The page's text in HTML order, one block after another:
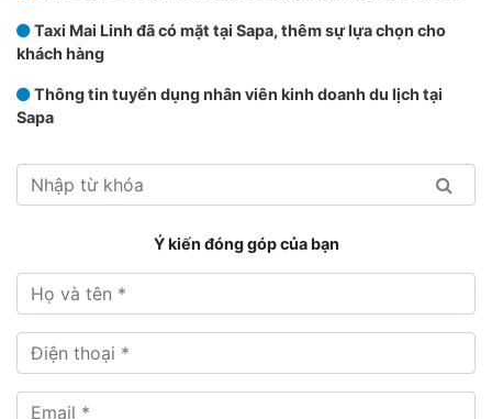
Taxi Mai Linh đã có mặt tại Sapa, thêm sự lựa chọn cho
khách hàng
Thông tin tuyển dụng nhân viên kinh doanh du lịch tại
Sapa
Ý kiến đóng góp của bạn